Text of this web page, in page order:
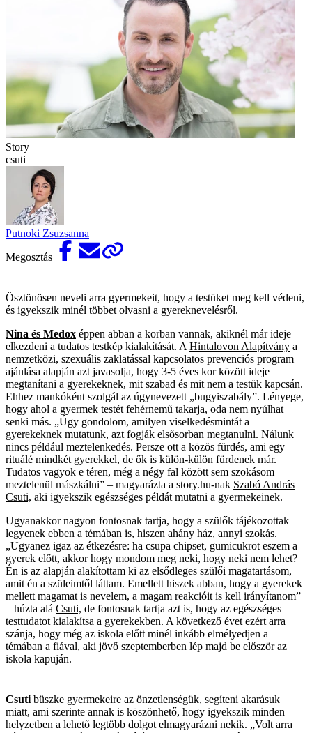
Story
csuti
Putnoki Zsuzsanna
Megosztás
Ösztönösen neveli arra gyermekeit, hogy a testüket meg kell védeni,
és igyekszik minél többet olvasni a gyereknevelésről.
Nina és Medox éppen abban a korban vannak, akiknél már ideje
elkezdeni a tudatos testkép kialakítását. A Hintalovon Alapítvány a
nemzetközi, szexuális zaklatással kapcsolatos prevenciós program
ajánlása alapján azt javasolja, hogy 3-5 éves kor között ideje
megtanítani a gyerekeknek, mit szabad és mit nem a testük kapcsán.
Ehhez mankóként szolgál az úgynevezett „bugyiszabály”. Lényege,
hogy ahol a gyermek testét fehérnemű takarja, oda nem nyúlhat
senki más. „Úgy gondolom, amilyen viselkedésmintát a
gyerekeknek mutatunk, azt fogják elsősorban megtanulni. Nálunk
nincs például meztelenkedés. Persze ott a közös fürdés, ami egy
rituálé mindkét gyerekkel, de ők is külön-külön fürdenek már.
Tudatos vagyok e téren, még a négy fal között sem szokásom
meztelenül mászkálni” – magyarázta a story.hu-nak Szabó András
Csuti, aki igyekszik egészséges példát mutatni a gyermekeinek.
Ugyanakkor nagyon fontosnak tartja, hogy a szülők tájékozottak
legyenek ebben a témában is, hiszen ahány ház, annyi szokás.
„Ugyanez igaz az étkezésre: ha csupa chipset, gumicukrot eszem a
gyerek előtt, akkor hogy mondom meg neki, hogy neki nem lehet?
Én is az alapján alakítottam ki az elsődleges szülői magatartásom,
amit én a szüleimtől láttam. Emellett hiszek abban, hogy a gyerekek
mellett magamat is nevelem, a magam reakcióit is kell irányítanom”
– húzta alá Csuti, de fontosnak tartja azt is, hogy az egészséges
testtudatot kialakítsa a gyerekekben. A következő évet ezért arra
szánja, hogy még az iskola előtt minél inkább elmélyedjen a
témában a fiával, aki jövő szeptemberben lép majd be először az
iskola kapuján.
Csuti büszke gyermekeire az önzetlenségük, segíteni akarásuk
miatt, ami szerinte annak is köszönhető, hogy igyekszik minden
helyzetben a lehető legtöbb dolgot elmagyarázni nekik. „Volt arra